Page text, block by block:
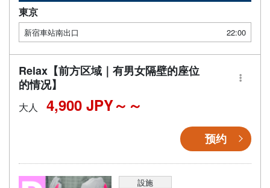
東京
新宿車站南出口 22:00
Relax【前方区域｜有男女隔壁的座位
的情况】
大人 4,900 JPY～
预约
設施